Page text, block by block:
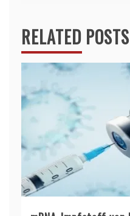
RELATED POSTS